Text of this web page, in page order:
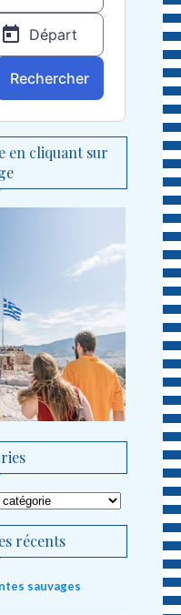
en cliquant sur
récents
sauvages